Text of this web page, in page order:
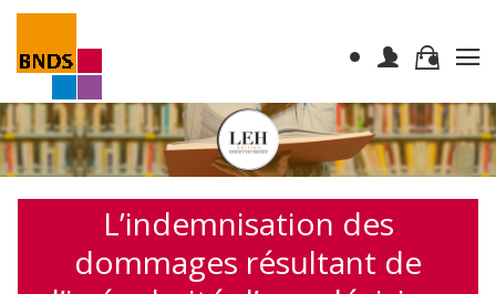
L’indemnisation des
dommages résultant de